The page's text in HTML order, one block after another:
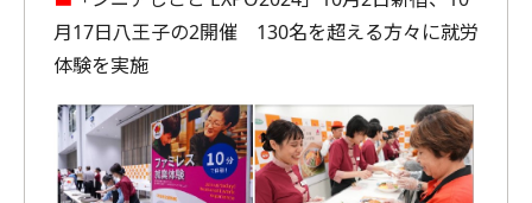
月17日八王子の2開催 130名を超える方々に就労
体験を実施